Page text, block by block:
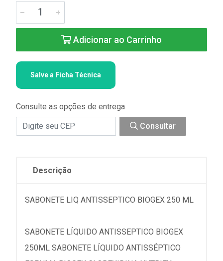
Adicionar ao Carrinho
Salve a Ficha Técnica
Consulte as opções de entrega
Consultar
Descrição
SABONETE LIQ ANTISSEPTICO BIOGEX 250 ML
SABONETE LÍQUIDO ANTISSEPTICO BIOGEX
250ML SABONETE LÍQUIDO ANTISSÉPTICO